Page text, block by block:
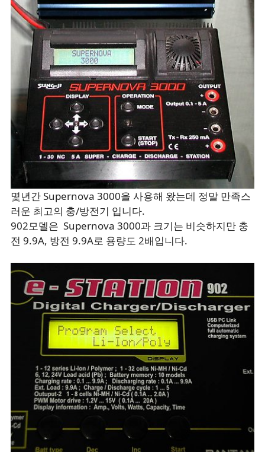
몇년간 Supernova 3000을 사용해 왔는데 정말 만족스
러운 최고의 충/방전기 입니다.
902모델은 Supernova 3000과 크기는 비슷하지만 충
전 9.9A, 방전 9.9A로 용량도 2배입니다.